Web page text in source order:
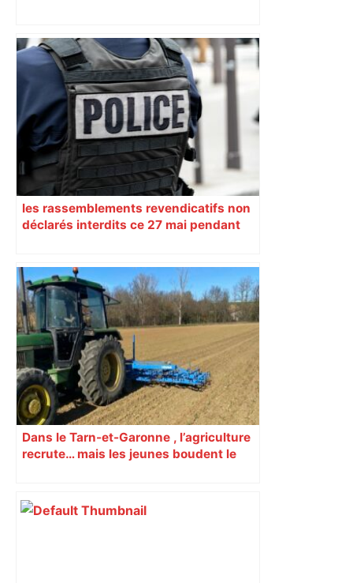
Municipales à Toulouse : "Grâce à ces
voitures navettes, je peux aller voter",
les Pradettes se mobilisent –
ladepeche.fr
les rassemblements revendicatifs non
déclarés interdits ce 27 mai pendant
Dans le Tarn-et-Garonne , l’agriculture
recrute… mais les jeunes boudent le